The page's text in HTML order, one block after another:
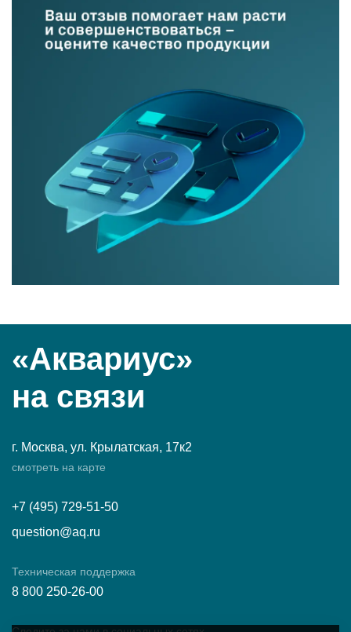
«Аквариус»
на связи
г. Москва, ул. Крылатская, 17к2
смотреть на карте
+7 (495) 729-51-50
question@aq.ru
Техническая поддержка
8 800 250-26-00